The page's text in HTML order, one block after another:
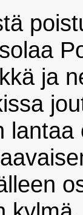
ja